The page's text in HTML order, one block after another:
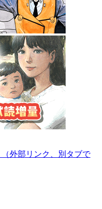
（外部リンク、別タブで